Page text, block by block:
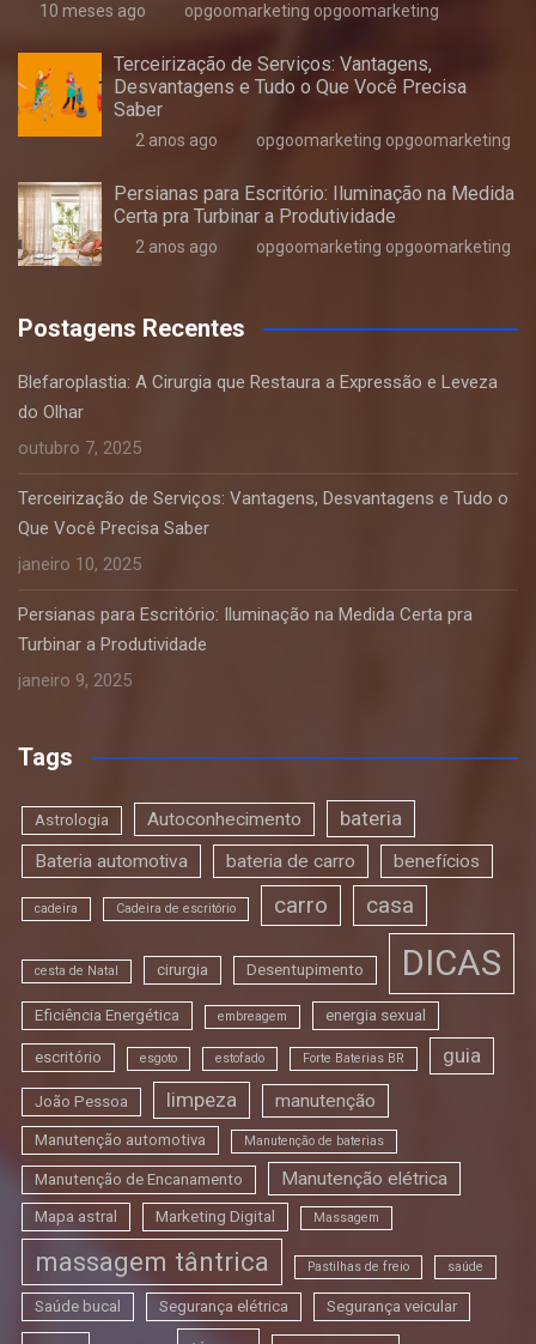
10 meses ago opgoomarketing opgoomarketing
Terceirização de Serviços: Vantagens,
Desvantagens e Tudo o Que Você Precisa
Saber
2 anos ago opgoomarketing opgoomarketing
Persianas para Escritório: Iluminação na Medida
Certa pra Turbinar a Produtividade
2 anos ago opgoomarketing opgoomarketing
Postagens Recentes
Blefaroplastia: A Cirurgia que Restaura a Expressão e Leveza
do Olhar
outubro 7, 2025
Terceirização de Serviços: Vantagens, Desvantagens e Tudo o
Que Você Precisa Saber
janeiro 10, 2025
Persianas para Escritório: Iluminação na Medida Certa pra
Turbinar a Produtividade
janeiro 9, 2025
Tags
Astrologia Autoconhecimento bateria
Bateria automotiva bateria de carro benefícios
cadeira Cadeira de escritório carro casa
cesta de Natal cirurgia Desentupimento DICAS
Eficiência Energética embreagem energia sexual
escritório esgoto estofado Forte Baterias BR guia
João Pessoa limpeza manutenção
Manutenção automotiva Manutenção de baterias
Manutenção de Encanamento Manutenção elétrica
Mapa astral Marketing Digital Massagem
massagem tântrica Pastilhas de freio saúde
Saúde bucal Segurança elétrica Segurança veicular